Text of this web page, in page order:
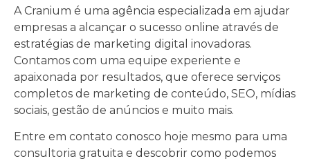
A Cranium é uma agência especializada em ajudar
empresas a alcançar o sucesso online através de
estratégias de marketing digital inovadoras.
Contamos com uma equipe experiente e
apaixonada por resultados, que oferece serviços
completos de marketing de conteúdo, SEO, mídias
sociais, gestão de anúncios e muito mais.
Entre em contato conosco hoje mesmo para uma
consultoria gratuita e descobrir como podemos